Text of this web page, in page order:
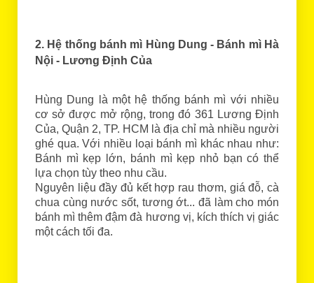
2. Hệ thống bánh mì Hùng Dung - Bánh mì Hà
Nội - Lương Định Của
Hùng Dung là một hệ thống bánh mì với nhiều
cơ sở được mở rộng, trong đó 361 Lương Định
Của, Quận 2, TP. HCM là địa chỉ mà nhiều người
ghé qua. Với nhiều loại bánh mì khác nhau như:
Bánh mì kẹp lớn, bánh mì kẹp nhỏ bạn có thể
lựa chọn tùy theo nhu cầu.
Nguyên liệu đầy đủ kết hợp rau thơm, giá đỗ, cà
chua cùng nước sốt, tương ớt... đã làm cho món
bánh mì thêm đậm đà hương vị, kích thích vị giác
một cách tối đa.